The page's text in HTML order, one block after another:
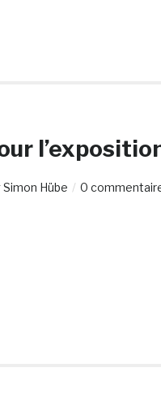
Simon Hübe 0